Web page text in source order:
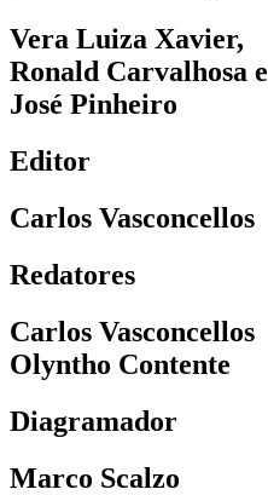
Vera Luiza Xavier,
Ronald Carvalhosa e
José Pinheiro
Editor
Carlos Vasconcellos
Redatores
Carlos Vasconcellos
Olyntho Contente
Diagramador
Marco Scalzo